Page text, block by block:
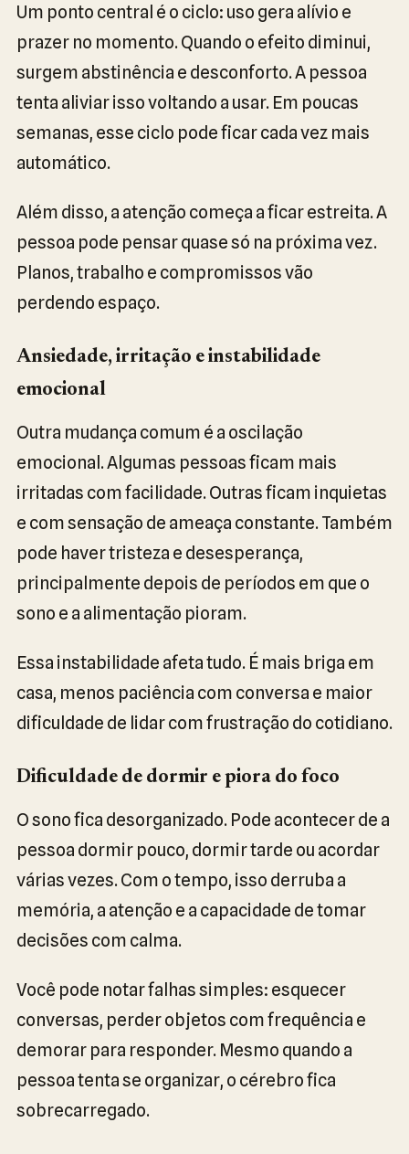
Um ponto central é o ciclo: uso gera alívio e
prazer no momento. Quando o efeito diminui,
surgem abstinência e desconforto. A pessoa
tenta aliviar isso voltando a usar. Em poucas
semanas, esse ciclo pode ficar cada vez mais
automático.
Além disso, a atenção começa a ficar estreita. A
pessoa pode pensar quase só na próxima vez.
Planos, trabalho e compromissos vão
perdendo espaço.
Ansiedade, irritação e instabilidade
emocional
Outra mudança comum é a oscilação
emocional. Algumas pessoas ficam mais
irritadas com facilidade. Outras ficam inquietas
e com sensação de ameaça constante. Também
pode haver tristeza e desesperança,
principalmente depois de períodos em que o
sono e a alimentação pioram.
Essa instabilidade afeta tudo. É mais briga em
casa, menos paciência com conversa e maior
dificuldade de lidar com frustração do cotidiano.
Dificuldade de dormir e piora do foco
O sono fica desorganizado. Pode acontecer de a
pessoa dormir pouco, dormir tarde ou acordar
várias vezes. Com o tempo, isso derruba a
memória, a atenção e a capacidade de tomar
decisões com calma.
Você pode notar falhas simples: esquecer
conversas, perder objetos com frequência e
demorar para responder. Mesmo quando a
pessoa tenta se organizar, o cérebro fica
sobrecarregado.